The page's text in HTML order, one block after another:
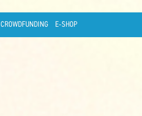
CROWDFUNDING E-SHOP